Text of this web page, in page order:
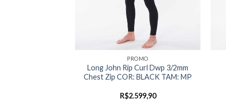
PROMO
Long John Rip Curl Dwp 3/2mm
Chest Zip COR: BLACK TAM: MP
R$2.599,90